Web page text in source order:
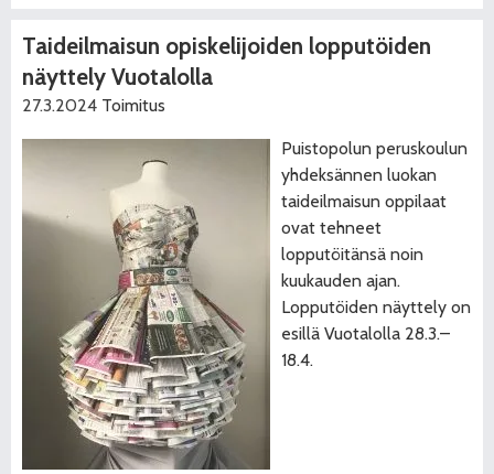
Taideilmaisun opiskelijoiden lopputöiden
näyttely Vuotalolla
27.3.2024 Toimitus
Puistopolun peruskoulun
yhdeksännen luokan
taideilmaisun oppilaat
ovat tehneet
lopputöitänsä noin
kuukauden ajan.
Lopputöiden näyttely on
esillä Vuotalolla 28.3.–
18.4.